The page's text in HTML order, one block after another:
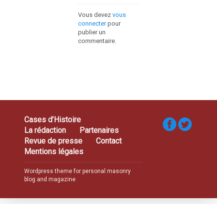
Vous devez vous
connecterpour
publier un
commentaire.
Cases d’Histoire
La rédaction
Partenaires
Revue de presse
Contact
Mentions légales
Wordpress theme for personal masonry
blog and magazine